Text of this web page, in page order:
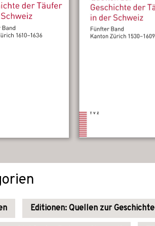
Editionen: Quellen zur